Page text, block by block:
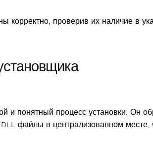
корректно, проверив их наличие в
и понятный процесс установки. Он
файлы в централизованном месте,